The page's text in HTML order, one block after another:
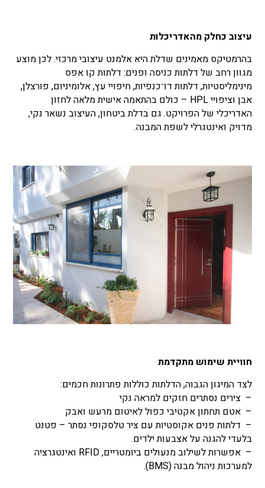
עיצוב כחלק מהאדריכלות
בהרמטיקס מאמינים שדלת היא אלמנט עיצובי מרכזי. לכן מוצע
מגוון רחב של דלתות כניסה ופנים: דלתות קו אפס
מינימליסטיות, דלתות דו־כנפיות, חיפויי עץ, אלומיניום, פורצלן,
אבן וציפויי HPL – כולם בהתאמה אישית מלאה לחזון
האדריכלי של הפרויקט. גם בדלת ביטחון, העיצוב נשאר נקי,
מדויק ואינטגרלי לשפת המבנה.
חוויית שימוש מתקדמת
לצד המיגון הגבוה, הדלתות כוללות פתרונות חכמים:
– צירים נסתרים חזקים למראה נקי
– אטם תחתון אקטיבי כפול לאיטום מרעש ואבק
– דלתות פנים אקוסטיות עם ציר טלסקופי נסתר – פטנט
בלעדי להגנה על אצבעות ילדים.
– אפשרות לשילוב מנעולים ביומטריים, RFID ואינטגרציה
למערכות ניהול מבנה (BMS).